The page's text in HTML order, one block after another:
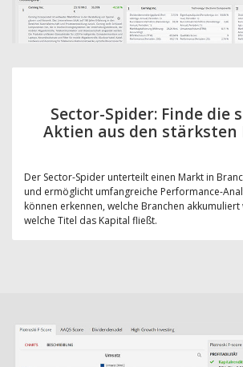
Sector-Spider: Finde die
Aktien aus den stärksten
Der Sector-Spider unterteilt einen Markt in
und ermöglicht umfangreiche Performance-
können erkennen, welche Branchen
welche Titel das Kapital fließt.